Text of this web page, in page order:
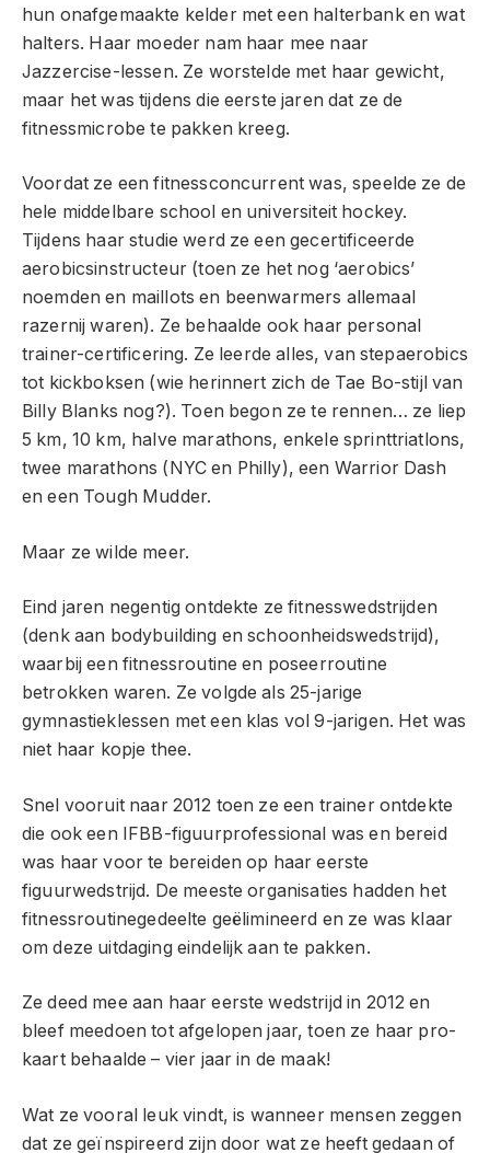
hun onafgemaakte kelder met een halterbank en wat
halters. Haar moeder nam haar mee naar
Jazzercise-lessen. Ze worstelde met haar gewicht,
maar het was tijdens die eerste jaren dat ze de
fitnessmicrobe te pakken kreeg.
Voordat ze een fitnessconcurrent was, speelde ze de
hele middelbare school en universiteit hockey.
Tijdens haar studie werd ze een gecertificeerde
aerobicsinstructeur (toen ze het nog ‘aerobics’
noemden en maillots en beenwarmers allemaal
razernij waren). Ze behaalde ook haar personal
trainer-certificering. Ze leerde alles, van stepaerobics
tot kickboksen (wie herinnert zich de Tae Bo-stijl van
Billy Blanks nog?). Toen begon ze te rennen… ze liep
5 km, 10 km, halve marathons, enkele sprinttriatlons,
twee marathons (NYC en Philly), een Warrior Dash
en een Tough Mudder.
Maar ze wilde meer.
Eind jaren negentig ontdekte ze fitnesswedstrijden
(denk aan bodybuilding en schoonheidswedstrijd),
waarbij een fitnessroutine en poseerroutine
betrokken waren. Ze volgde als 25-jarige
gymnastieklessen met een klas vol 9-jarigen. Het was
niet haar kopje thee.
Snel vooruit naar 2012 toen ze een trainer ontdekte
die ook een IFBB-figuurprofessional was en bereid
was haar voor te bereiden op haar eerste
figuurwedstrijd. De meeste organisaties hadden het
fitnessroutinegedeelte geëlimineerd en ze was klaar
om deze uitdaging eindelijk aan te pakken.
Ze deed mee aan haar eerste wedstrijd in 2012 en
bleef meedoen tot afgelopen jaar, toen ze haar pro-
kaart behaalde – vier jaar in de maak!
Wat ze vooral leuk vindt, is wanneer mensen zeggen
dat ze geïnspireerd zijn door wat ze heeft gedaan of